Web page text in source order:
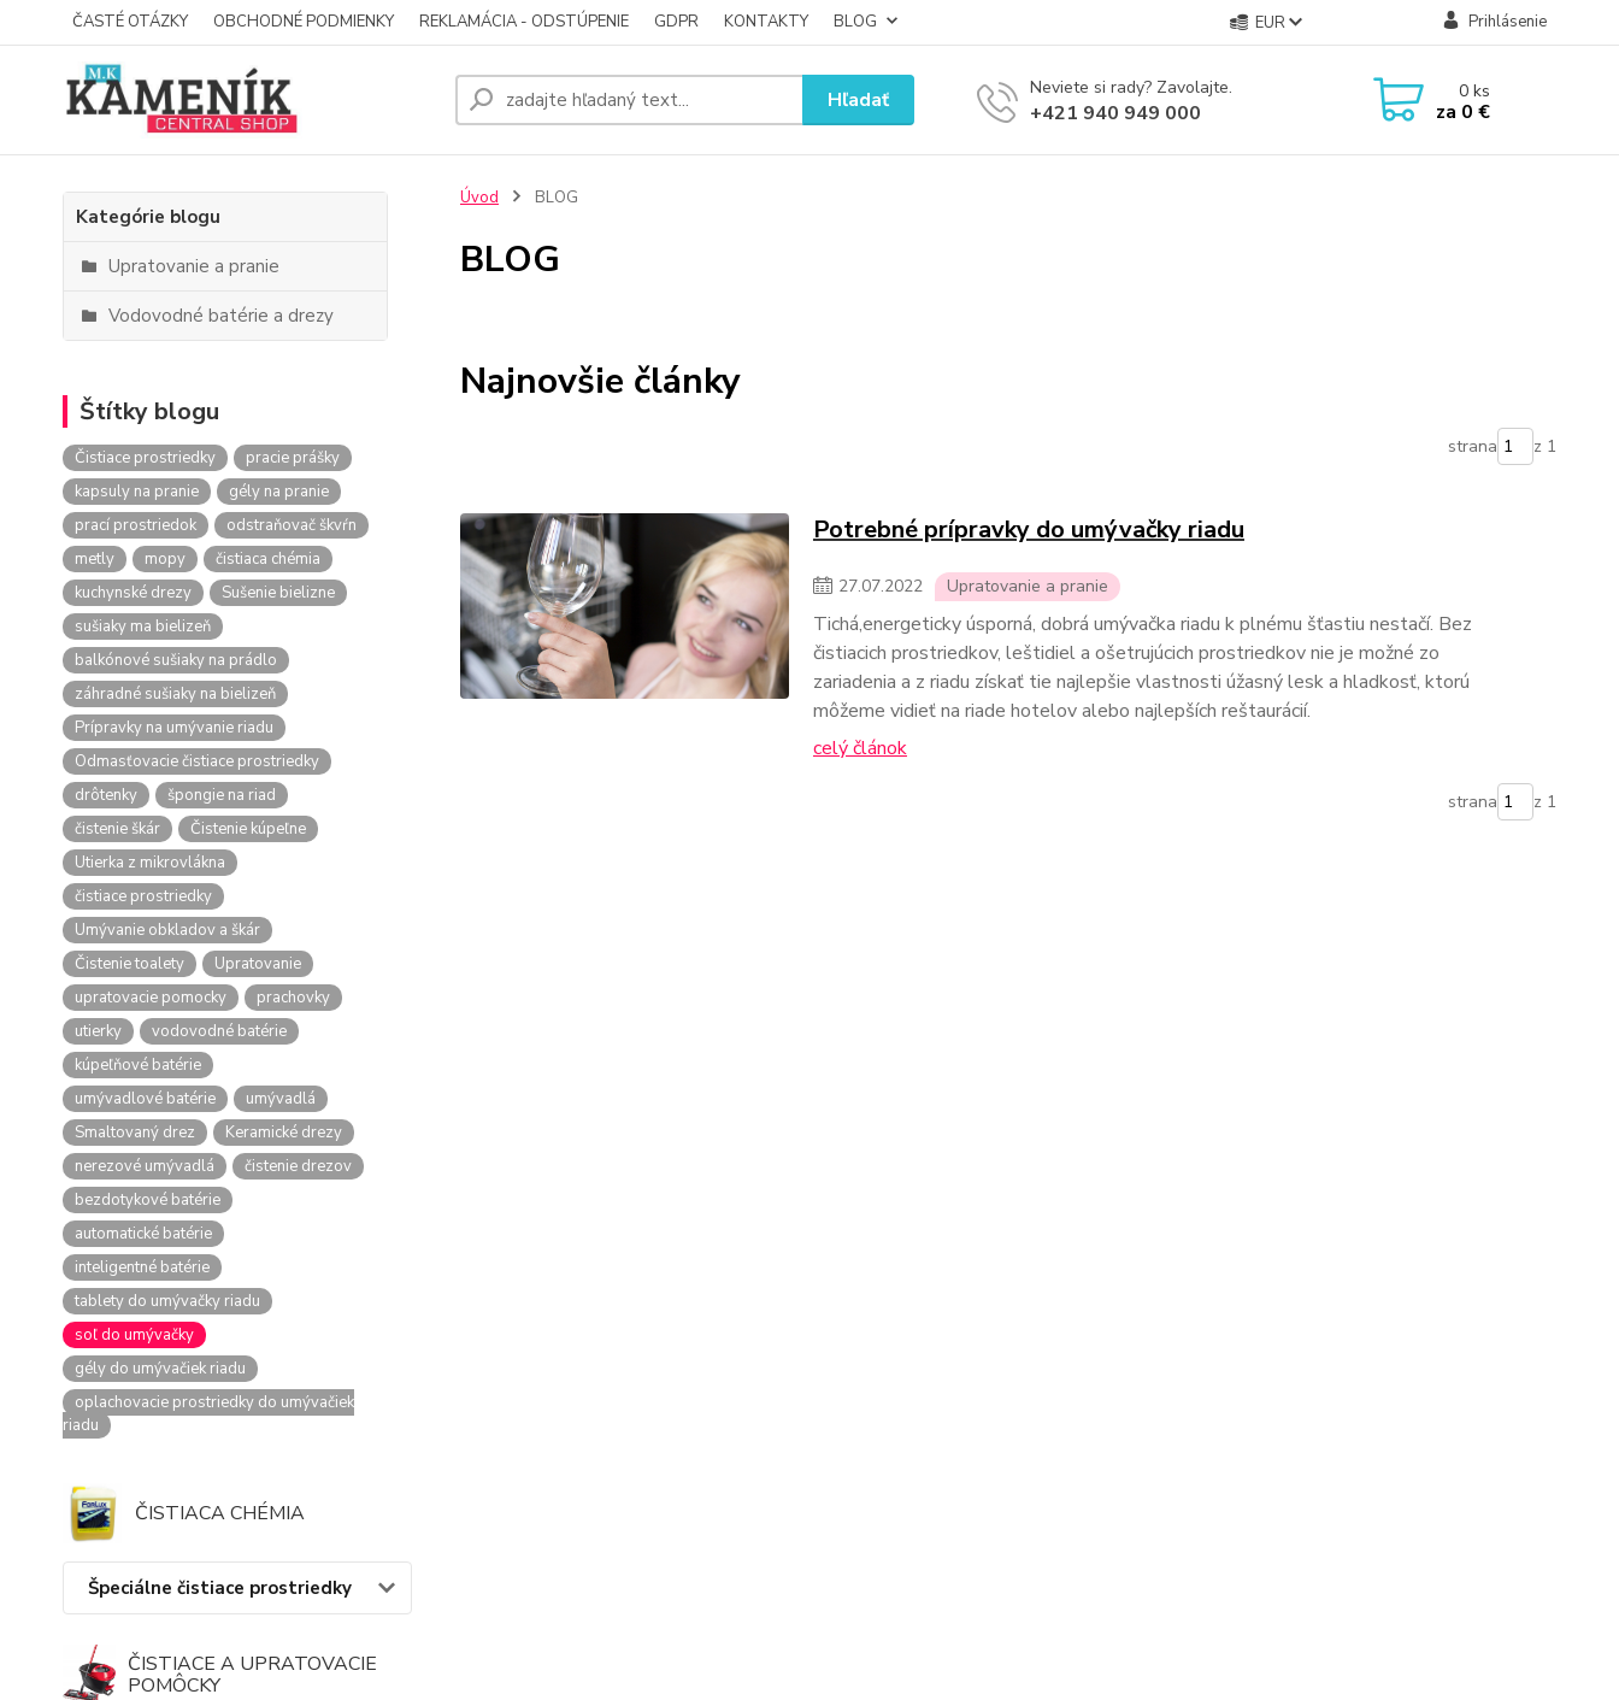
ČASTÉ OTÁZKY OBCHODNÉ PODMIENKY REKLAMÁCIA - ODSTÚPENIE GDPR KONTAKTY BLOG EUR Prihlásenie
Hľadať Neviete si rady? Zavolajte.
+421 940 949 000
0ks
za 0 €
Kategórie blogu
Upratovanie a pranie
Vodovodné batérie a drezy
Štítky blogu
Čistiace prostriedky
pracie prášky
kapsuly na pranie
gély na pranie
prací prostriedok
odstraňovač škvŕn
metly
mopy
čistiaca chémia
kuchynské drezy
Sušenie bielizne
sušiaky ma bielizeň
balkónové sušiaky na prádlo
záhradné sušiaky na bielizeň
Prípravky na umývanie riadu
Odmasťovacie čistiace prostriedky
drôtenky
špongie na riad
čistenie škár
Čistenie kúpeľne
Utierka z mikrovlákna
čistiace prostriedky
Umývanie obkladov a škár
Čistenie toalety
Upratovanie
upratovacie pomocky
prachovky
utierky
vodovodné batérie
kúpeľňové batérie
umývadlové batérie
umývadlá
Smaltovaný drez
Keramické drezy
nerezové umývadlá
čistenie drezov
bezdotykové batérie
automatické batérie
inteligentné batérie
tablety do umývačky riadu
soľ do umývačky
gély do umývačiek riadu
oplachovacie prostriedky do umývačiek
riadu
ČISTIACA CHÉMIA
Špeciálne čistiace prostriedky
ČISTIACE A UPRATOVACIE
POMÔCKY
Úvod BLOG
BLOG
Najnovšie články
strana z 1
Potrebné prípravky do umývačky riadu
27.07.2022 Upratovanie a pranie
Tichá,energeticky úsporná, dobrá umývačka riadu k plnému šťastiu nestačí. Bez
čistiacich prostriedkov, leštidiel a ošetrujúcich prostriedkov nie je možné zo
zariadenia a z riadu získať tie najlepšie vlastnosti úžasný lesk a hladkosť, ktorú
môžeme vidieť na riade hotelov alebo najlepších reštaurácií.
celý článok
strana z 1